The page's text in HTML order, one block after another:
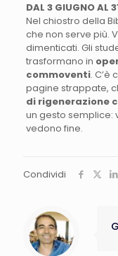
DAL 3 GIUGNO AL
Nel chiostro della
che non serve più.
dimenticati. Gli
trasformano in
commoventi. C’è
pagine strappate,
di rigenerazione
un gesto semplice:
vedono fine.
Condividi